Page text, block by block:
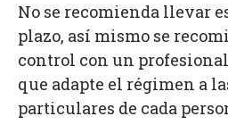
No se recomienda llevar
plazo, así mismo se
control con un
que adapte el régimen a
particulares de cada